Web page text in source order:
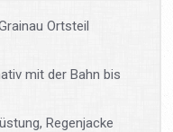
Ortsteil
mit der Bahn bis
Regenjacke